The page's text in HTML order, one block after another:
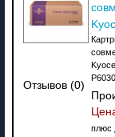
Отзывов (0)
плюс